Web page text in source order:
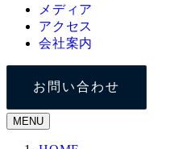
メディア
アクセス
会社案内
お問い合わせ
MENU